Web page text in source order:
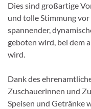
Dies sind großartige
und tolle Stimmung vor
spannender,
geboten wird, bei dem
wird.
Dank des
Zuschauerinnen und
Speisen und Getränke